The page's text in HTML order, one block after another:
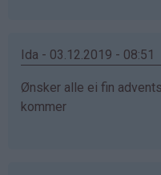
Ida - 03.12.2019 - 08:51
Ønsker alle ei fin
kommer